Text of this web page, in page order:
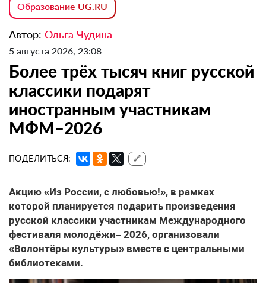
Образование UG.RU
Автор: Ольга Чудина
5 августа 2026, 23:08
Более трёх тысяч книг русской
классики подарят
иностранным участникам
МФМ–2026
ПОДЕЛИТЬСЯ: 🔗
Акцию «Из России, с любовью!», в рамках
которой планируется подарить произведения
русской классики участникам Международного
фестиваля молодёжи– 2026, организовали
«Волонтёры культуры» вместе с центральными
библиотеками.